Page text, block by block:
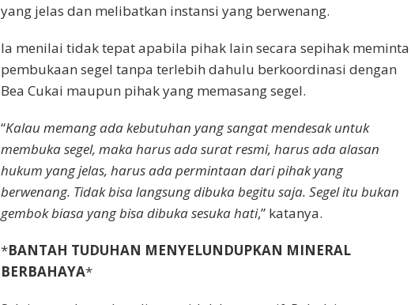
yang jelas dan melibatkan instansi yang berwenang.
Ia menilai tidak tepat apabila pihak lain secara sepihak meminta
pembukaan segel tanpa terlebih dahulu berkoordinasi dengan
Bea Cukai maupun pihak yang memasang segel.
“Kalau memang ada kebutuhan yang sangat mendesak untuk
membuka segel, maka harus ada surat resmi, harus ada alasan
hukum yang jelas, harus ada permintaan dari pihak yang
berwenang. Tidak bisa langsung dibuka begitu saja. Segel itu bukan
gembok biasa yang bisa dibuka sesuka hati,” katanya.
*BANTAH TUDUHAN MENYELUNDUPKAN MINERAL
BERBAHAYA*